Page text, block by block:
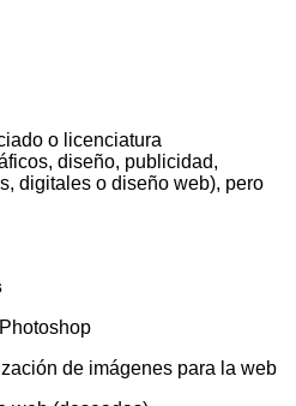
o licenciatura
diseño, publicidad,
digitales o diseño web), pero
de imágenes para la web